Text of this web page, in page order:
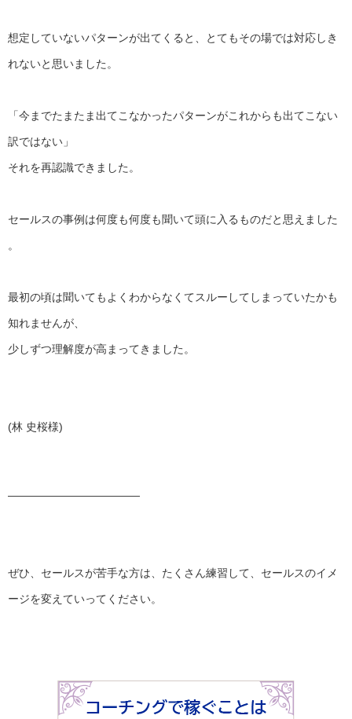
想定していないパターンが出てくると、 とてもその場では対応しき
れないと思いました。
「今までたまたま出てこなかったパターンがこれからも出てこない
訳ではない」
それを再認識できました。
セールスの事例は何度も何度も聞いて頭に入るものだと思えました
。
最初の頃は聞いてもよくわからなくてスルーしてしまっていたかも
知れませんが、
少しずつ理解度が高まってきました。
(林 史桜様)
————————————
ぜひ、セールスが苦手な方は、たくさん練習して、 セールスのイメ
ージを変えていってください。